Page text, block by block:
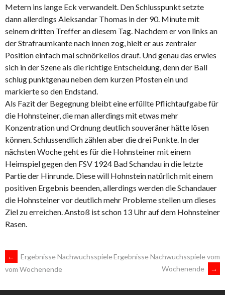
Metern ins lange Eck verwandelt. Den Schlusspunkt setzte
dann allerdings Aleksandar Thomas in der 90. Minute mit
seinem dritten Treffer an diesem Tag. Nachdem er von links an
der Strafraumkante nach innen zog, hielt er aus zentraler
Position einfach mal schnörkellos drauf. Und genau das erwies
sich in der Szene als die richtige Entscheidung, denn der Ball
schlug punktgenau neben dem kurzen Pfosten ein und
markierte so den Endstand.
Als Fazit der Begegnung bleibt eine erfüllte Pflichtaufgabe für
die Hohnsteiner, die man allerdings mit etwas mehr
Konzentration und Ordnung deutlich souveräner hätte lösen
können. Schlussendlich zählen aber die drei Punkte. In der
nächsten Woche geht es für die Hohnsteiner mit einem
Heimspiel gegen den FSV 1924 Bad Schandau in die letzte
Partie der Hinrunde. Diese will Hohnstein natürlich mit einem
positiven Ergebnis beenden, allerdings werden die Schandauer
die Hohnsteiner vor deutlich mehr Probleme stellen um dieses
Ziel zu erreichen. Anstoß ist schon 13 Uhr auf dem Hohnsteiner
Rasen.
ARTIKEL-
←
Ergebnisse Nachwuchsspiele
vom Wochenende
Ergebnisse Nachwuchsspiele vom
Wochenende
→